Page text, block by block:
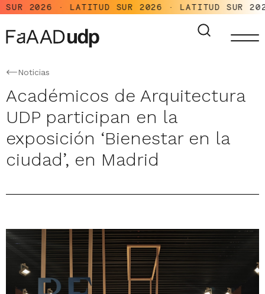
2026 · LATITUD SUR 2026 · LATITUD SUR
Noticias
Académicos de Arquitectura
UDP participan en la
exposición ‘Bienestar en la
ciudad’, en Madrid